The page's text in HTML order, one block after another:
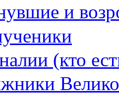
и
(кто